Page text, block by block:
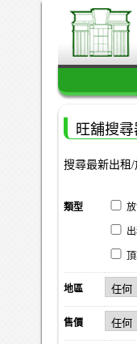
旺舖搜尋
搜尋最新出租/
類型
地區
售價